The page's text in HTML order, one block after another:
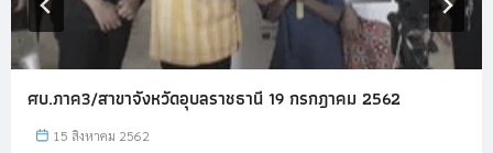
ศบ.ภาค3/สาขาจังหวัดอุบลราชธานี 19 กรกฎาคม 2562
15 สิงหาคม 2562